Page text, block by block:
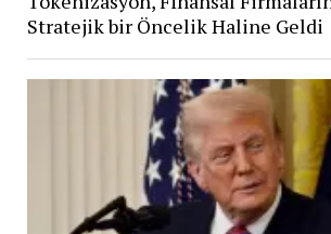
Stratejik bir Öncelik Haline Geldi